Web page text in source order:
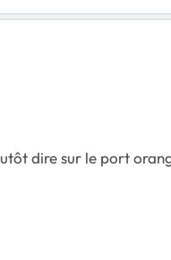
dire sur le port